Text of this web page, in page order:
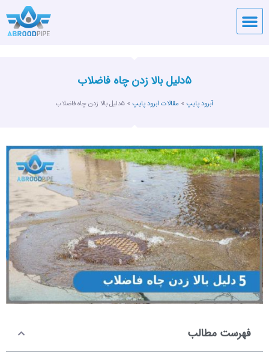
۵دلیل بالا زدن چاه فاضلاب
آبرود پایپ » مقالات ابرود پایپ » ۵دلیل بالا زدن چاه فاضلاب
فهرست مطالب